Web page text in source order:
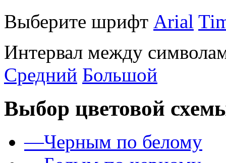
Выберите шрифт Arial
Интервал между
Средний Большой
Выбор цветовой
—Черным по белому